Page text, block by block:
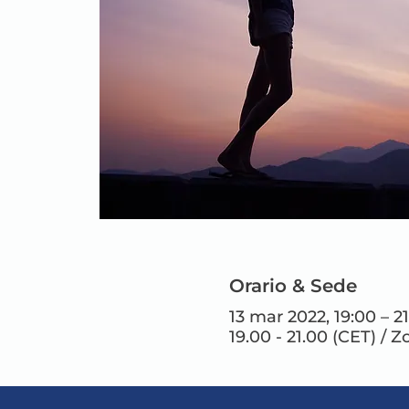
Orario & Sede
13 mar 2022, 19:00 –
19.00 - 21.00 (CET) /